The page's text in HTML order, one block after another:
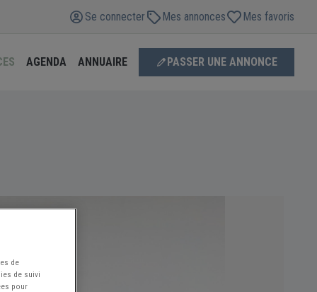
Se connecter Mes annonces Mes favoris
AGENDA ANNUAIRE PASSER UNE ANNONCE
de
de suivi
pour